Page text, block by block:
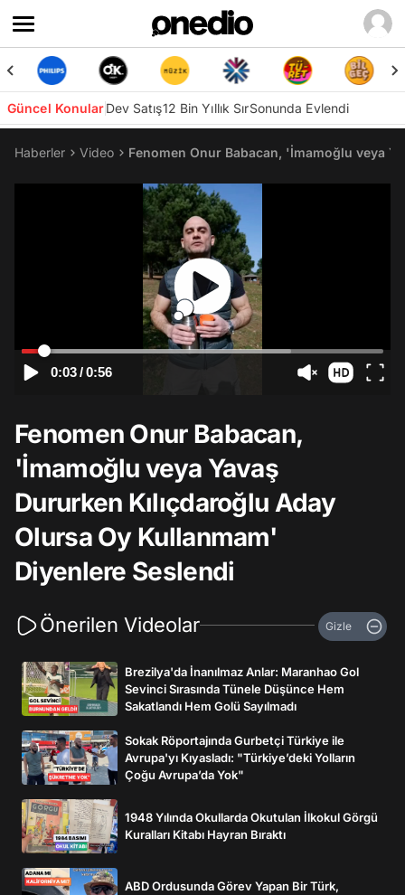
Güncel KonularDev Satış12 Bin Yıllık SırSonunda Evlendi
Haberler Video Fenomen Onur Babacan, 'İmamoğlu veya
0:03/0:56
Fenomen Onur Babacan,
'İmamoğlu veya Yavaş
Dururken Kılıçdaroğlu Aday
Olursa Oy Kullanmam'
Diyenlere Seslendi
Önerilen Videolar Gizle
Brezilya'da İnanılmaz Anlar: Maranhao Gol
Sevinci Sırasında Tünele Düşünce Hem
Sakatlandı Hem Golü Sayılmadı
Sokak Röportajında Gurbetçi Türkiye ile
Avrupa'yı Kıyasladı: "Türkiye’deki Yolların
Çoğu Avrupa’da Yok"
1948 Yılında Okullarda Okutulan İlkokul Görgü
Kuralları Kitabı Hayran Bıraktı
ABD Ordusunda Görev Yapan Bir Türk,